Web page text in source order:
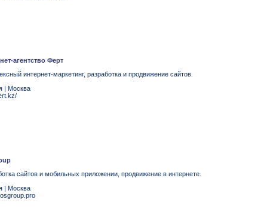
агентство Ферт
интернет-маркетинг, разработка и продвижение сайтов.
| Москва
сайтов и мобильных приложении, продвижение в интернете.
| Москва